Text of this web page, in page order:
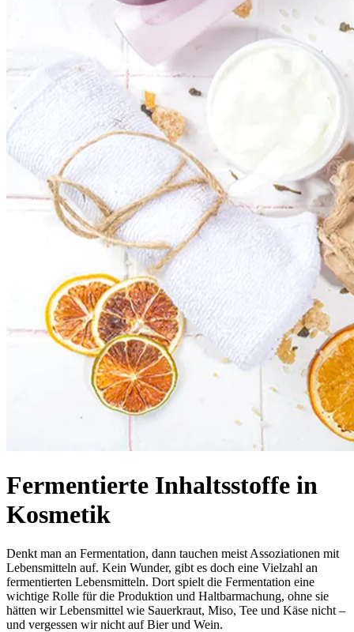
Fermentierte Inhaltsstoffe in
Kosmetik
Denkt man an Fermentation, dann tauchen meist Assoziationen mit
Lebensmitteln auf. Kein Wunder, gibt es doch eine Vielzahl an
fermentierten Lebensmitteln. Dort spielt die Fermentation eine
wichtige Rolle für die Produktion und Haltbarmachung, ohne sie
hätten wir Lebensmittel wie Sauerkraut, Miso, Tee und Käse nicht –
und vergessen wir nicht auf Bier und Wein.